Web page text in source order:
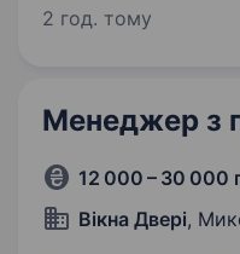
та бухгалтерського обліку.
2 год. тому
Менеджер з
12 000 – 30 000
Вікна Двері,